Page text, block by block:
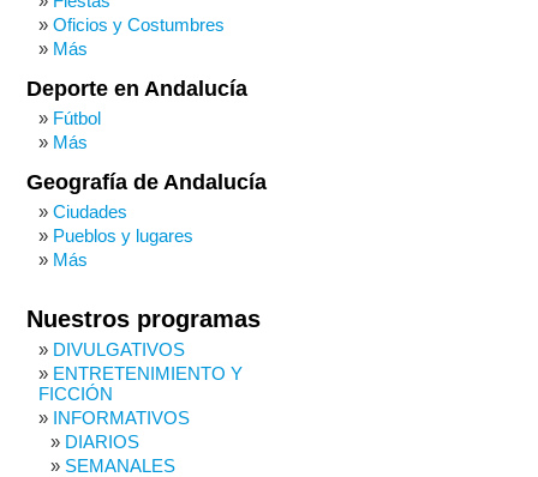
Oficios y Costumbres
Más
Deporte en Andalucía
Fútbol
Más
Geografía de Andalucía
Ciudades
Pueblos y lugares
Más
Nuestros programas
DIVULGATIVOS
ENTRETENIMIENTO Y
FICCIÓN
INFORMATIVOS
DIARIOS
SEMANALES